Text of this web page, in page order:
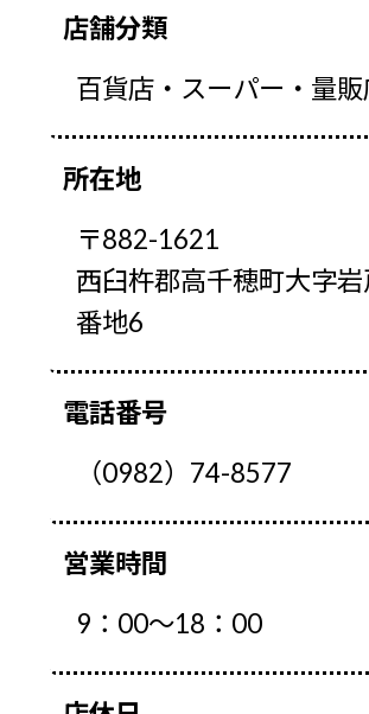
店舗分類
百貨店・スーパー・量
所在地
〒882-1621
西臼杵郡高千穂町大字
番地6
電話番号
（0982）74-8577
営業時間
9：00～18：00